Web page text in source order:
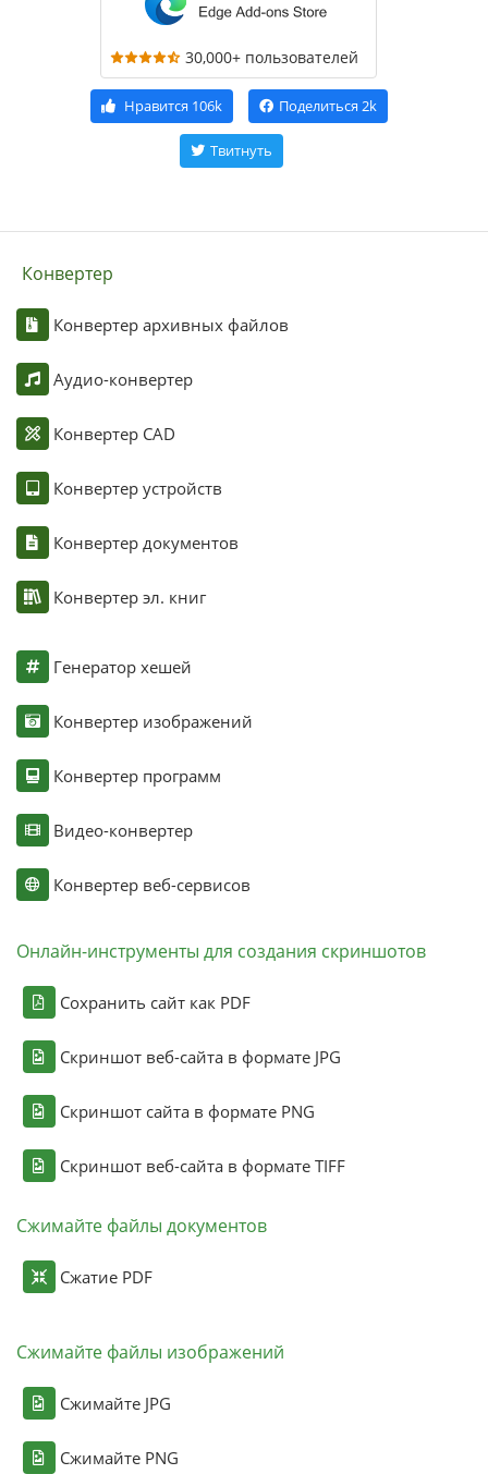
30,000+ пользователей
Нравится 106k Поделиться 2k
Твитнуть
Конвертер
Конвертер архивных файлов
Аудио-конвертер
Конвертер CAD
Конвертер устройств
Конвертер документов
Конвертер эл. книг
Генератор хешей
Конвертер изображений
Конвертер программ
Видео-конвертер
Конвертер веб-сервисов
Онлайн-инструменты для создания скриншотов
Сохранить сайт как PDF
Скриншот веб-сайта в формате JPG
Скриншот сайта в формате PNG
Скриншот веб-сайта в формате TIFF
Сжимайте файлы документов
Сжатие PDF
Сжимайте файлы изображений
Сжимайте JPG
Сжимайте PNG